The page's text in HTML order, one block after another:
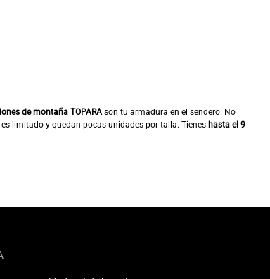
de montaña TOPARA son tu armadura en el sendero. No
limitado y quedan pocas unidades por talla. Tienes hasta el 9